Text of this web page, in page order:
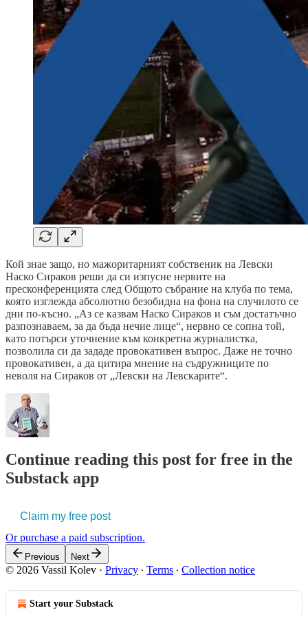
Кой знае защо, но мажоритарният собственик на Левски
Наско Сираков реши да си изпусне нервите на
пресконференцията след Общото събрание на клуба по тема,
която изглежда абсолютно безобидна на фона на случилото се
дни по-късно. „Аз се казвам Наско Сираков и съм достатъчно
разпознаваем, за да бъда нечие лице“, нервно се сопна той,
като потърси уточнение към конкретна журналистка,
позволила си да зададе провокативен въпрос. Даже не точно
провокативен, а да цитира мнение на съдружниците по
неволя на Сираков от „Левски на Левскарите“.
Continue reading this post for free in the
Substack app
Claim my free post
Or purchase a paid subscription.
Previous Next
© 2026 Vassil Kolev · Privacy ∙ Terms ∙ Collection notice
Start your Substack